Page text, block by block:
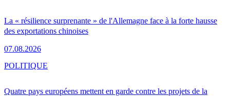
La « résilience surprenante » de l'Allemagne face à la forte hausse
des exportations chinoises
07.08.2026
Quatre pays européens mettent en garde contre les projets de la
POLITIQUE